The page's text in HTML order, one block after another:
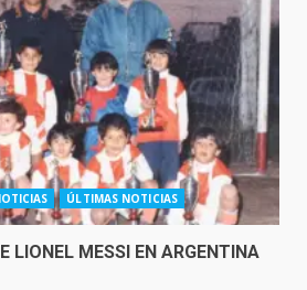
ÚLTIMAS NOTICIAS
LIONEL MESSI EN ARGENTINA